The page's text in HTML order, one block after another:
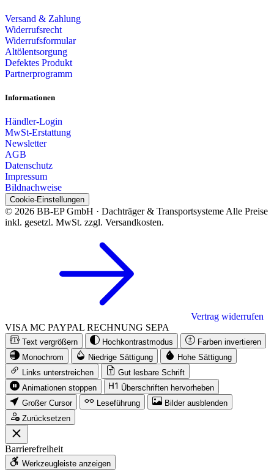
Versand & Zahlung
Widerrufsrecht
Widerrufsformular
Altölentsorgung
Defektes Produkt
Partnerprogramm
Informationen
Händler-Login
MwSt-Erstattung
Newsletter
AGB
Datenschutz
Impressum
Bildnachweise
Cookie-Einstellungen
© 2026 BB-EP GmbH · Dachträger & Transportsysteme Alle Preise
inkl. gesetzl. MwSt. zzgl. Versandkosten.
Vertrag widerrufen
VISA MC PAYPAL RECHNUNG SEPA
Text vergrößern Hochkontrastmodus
Farben invertieren
Monochrom
Niedrige Sättigung
Hohe Sättigung
Links unterstreichen
Gut lesbare Schrift
Animationen stoppen
Überschriften hervorheben
Großer Cursor
Leseführung
Bilder ausblenden
Zurücksetzen
Barrierefreiheit
Werkzeugleiste anzeigen